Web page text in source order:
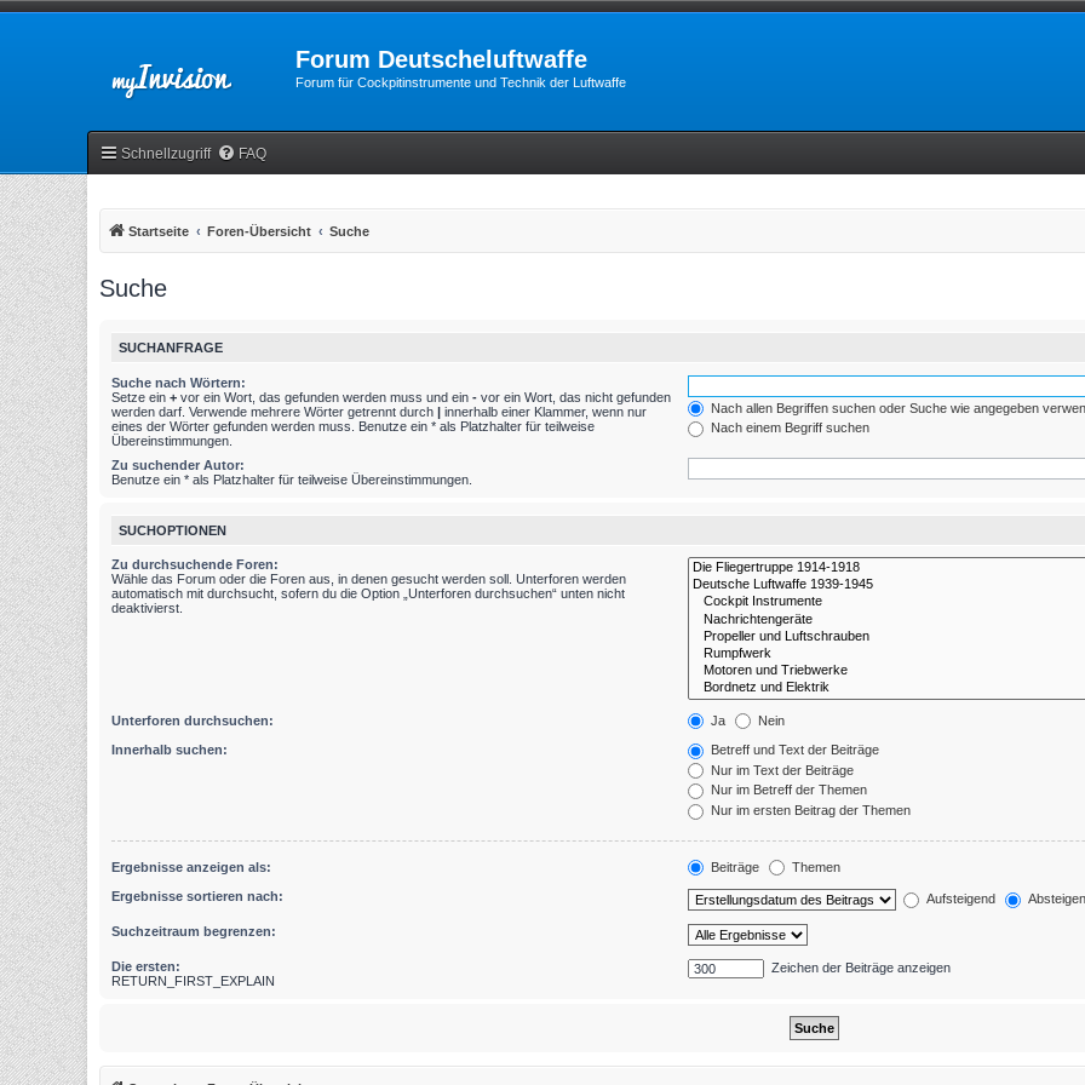
Forum Deutscheluftwaffe
Forum für Cockpitinstrumente und Technik der Luftwaffe
Schnellzugriff FAQ
Startseite Foren-Übersicht Suche
Suche
SUCHANFRAGE
Suche nach Wörtern:
Setze ein + vor ein Wort, das gefunden werden muss und ein - vor ein Wort, das nicht gefunden
werden darf. Verwende mehrere Wörter getrennt durch | innerhalb einer Klammer, wenn nur
eines der Wörter gefunden werden muss. Benutze ein * als Platzhalter für teilweise
Übereinstimmungen.
Nach allen Begriffen suchen oder Suche wie angegeben
Nach einem Begriff suchen
Zu suchender Autor:
Benutze ein * als Platzhalter für teilweise Übereinstimmungen.
SUCHOPTIONEN
Zu durchsuchende Foren:
Wähle das Forum oder die Foren aus, in denen gesucht werden soll. Unterforen werden
automatisch mit durchsucht, sofern du die Option „Unterforen durchsuchen“ unten nicht
deaktivierst.
Unterforen durchsuchen: Ja Nein
Innerhalb suchen:
Betreff und Text der Beiträge
Nur im Text der Beiträge
Nur im Betreff der Themen
Nur im ersten Beitrag der Themen
Ergebnisse anzeigen als: Beiträge Themen
Ergebnisse sortieren nach: Aufsteigend
Suchzeitraum begrenzen:
Die ersten:
RETURN_FIRST_EXPLAIN
Zeichen der Beiträge anzeigen